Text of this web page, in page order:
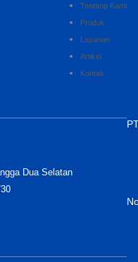
Tentang Kami
Produk
Layanan
Artikel
Kontak
Dua Selatan